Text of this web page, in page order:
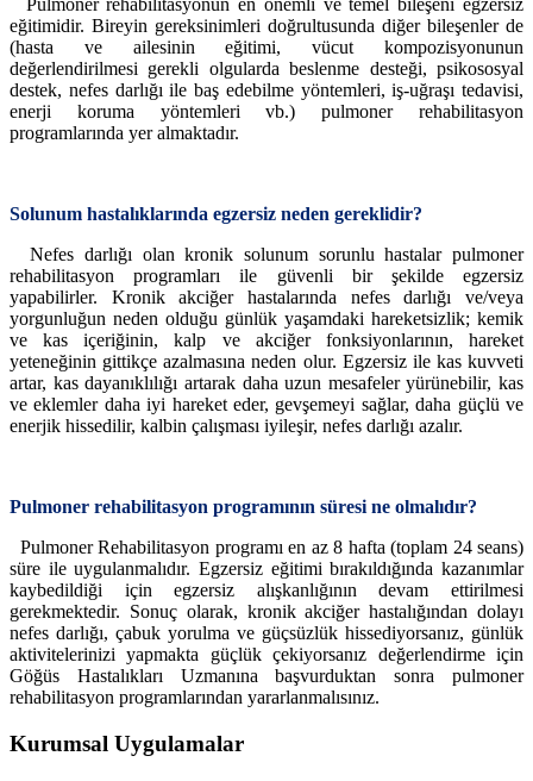
Pulmoner rehabilitasyonun en önemli ve temel bileşeni egzersiz
eğitimidir. Bireyin gereksinimleri doğrultusunda diğer bileşenler de
(hasta ve ailesinin eğitimi, vücut kompozisyonunun
değerlendirilmesi gerekli olgularda beslenme desteği, psikososyal
destek, nefes darlığı ile baş edebilme yöntemleri, iş-uğraşı tedavisi,
enerji koruma yöntemleri vb.) pulmoner rehabilitasyon
programlarında yer almaktadır.
Solunum hastalıklarında egzersiz neden gereklidir?
Nefes darlığı olan kronik solunum sorunlu hastalar pulmoner
rehabilitasyon programları ile güvenli bir şekilde egzersiz
yapabilirler. Kronik akciğer hastalarında nefes darlığı ve/veya
yorgunluğun neden olduğu günlük yaşamdaki hareketsizlik; kemik
ve kas içeriğinin, kalp ve akciğer fonksiyonlarının, hareket
yeteneğinin gittikçe azalmasına neden olur. Egzersiz ile kas kuvveti
artar, kas dayanıklılığı artarak daha uzun mesafeler yürünebilir, kas
ve eklemler daha iyi hareket eder, gevşemeyi sağlar, daha güçlü ve
enerjik hissedilir, kalbin çalışması iyileşir, nefes darlığı azalır.
Pulmoner rehabilitasyon programının süresi ne olmalıdır?
Pulmoner Rehabilitasyon programı en az 8 hafta (toplam 24 seans)
süre ile uygulanmalıdır. Egzersiz eğitimi bırakıldığında kazanımlar
kaybedildiği için egzersiz alışkanlığının devam ettirilmesi
gerekmektedir. Sonuç olarak, kronik akciğer hastalığından dolayı
nefes darlığı, çabuk yorulma ve güçsüzlük hissediyorsanız, günlük
aktivitelerinizi yapmakta güçlük çekiyorsanız değerlendirme için
Göğüs Hastalıkları Uzmanına başvurduktan sonra pulmoner
rehabilitasyon programlarından yararlanmalısınız.
Kurumsal Uygulamalar